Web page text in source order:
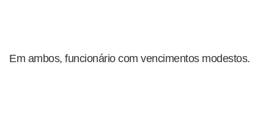
Em ambos, funcionário com vencimentos modestos.